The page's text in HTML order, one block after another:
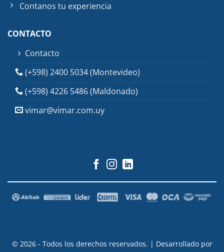
Contanos tu experiencia
CONTACTO
Contacto
(+598) 2400 5034 (Montevideo)
(+598) 4226 5486 (Maldonado)
vimar@vimar.com.uy
© 2026 - Todos los derechos reservados. | Desarrollado por